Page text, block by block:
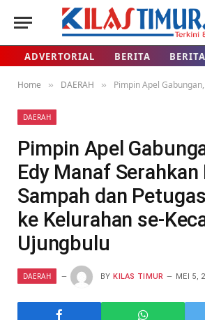
ADVERTORIAL BERITA BERITA
Home » DAERAH » Pimpin Apel Gabungan, Wabup Edy Manaf Serahkan Motor
DAERAH
Pimpin Apel
Edy Manaf
Sampah dan
ke Kelurahan se-
Ujungbulu
DAERAH BY KILAS TIMUR MEI 5,